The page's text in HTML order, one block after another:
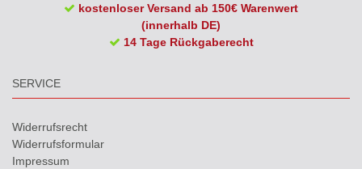
kostenloser Versand ab 150€ Warenwert
(innerhalb DE)
14 Tage Rückgaberecht
SERVICE
Widerrufs­recht
Widerrufs­formular
Impressum